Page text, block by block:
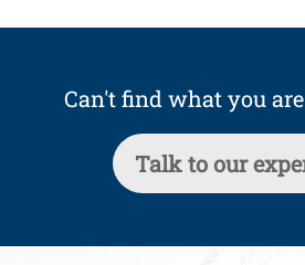
Can't find what you
Talk to our